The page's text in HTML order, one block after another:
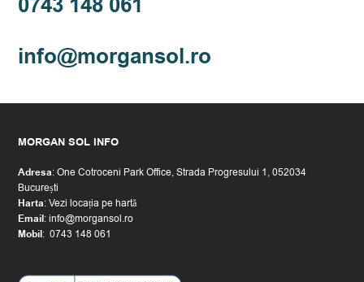
or.losnagrom@ofni
MORGAN SOL INFO
Adresa: One Cotroceni Park Office, Strada Progresului 1, 052034
București
Harta:Vezi locația pe hartă
Email:or.losnagrom@ofni
Mobil: 0743 148 061